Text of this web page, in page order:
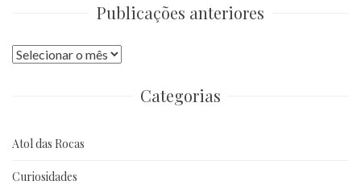
Publicações anteriores
Publicações
Categorias
Atol das Rocas
Curiosidades